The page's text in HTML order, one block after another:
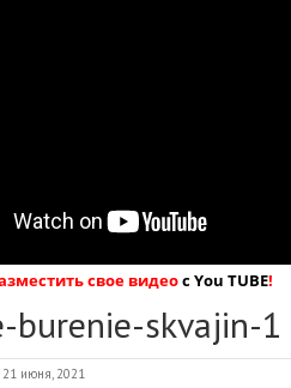
свое видеос You TUBE!
burenie-skvajin-1
21 июня, 2021